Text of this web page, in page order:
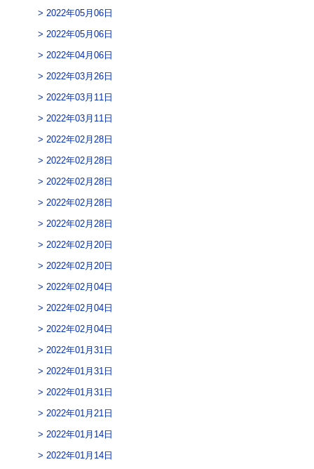
2022年05月06日
2022年05月06日
2022年04月06日
2022年03月26日
2022年03月11日
2022年03月11日
2022年02月28日
2022年02月28日
2022年02月28日
2022年02月28日
2022年02月28日
2022年02月20日
2022年02月20日
2022年02月04日
2022年02月04日
2022年02月04日
2022年01月31日
2022年01月31日
2022年01月31日
2022年01月21日
2022年01月14日
2022年01月14日